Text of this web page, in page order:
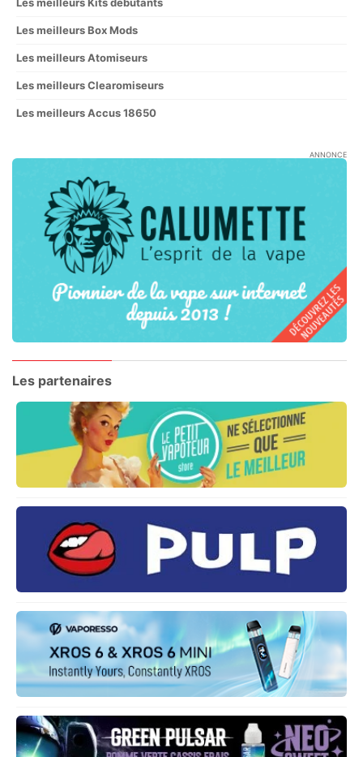
Les meilleurs Box Mods
Les meilleurs Atomiseurs
Les meilleurs Clearomiseurs
Les meilleurs Accus 18650
ANNONCE
Les partenaires